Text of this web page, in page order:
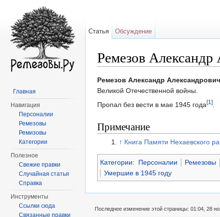
Ремезов Александр
Ремезов Александр Александрович
Великой Отечественной войны.
Пропал без вести в мае 1945 года[1].
Примечание
↑ Книга Памяти Нехаевского
Категории: Персоналии Ремезовы
Умершие в 1945 году
Статья Обсуждение
Главная
Навигация
Персоналии
Ремезовы
Ремизовы
Категории
Полезное
Свежие правки
Случайная статья
Справка
Инструменты
Ссылки сюда
Связанные правки
Последнее изменение этой страницы: 01:04, 28